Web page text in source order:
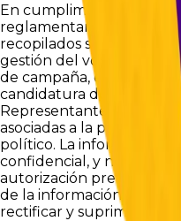
En cumplimiento de la
reglamentarios, te
recopilados serán
gestión del voluntariado,
de campaña, el envío de
candidatura de Camilo
Representantes por
asociadas a la
político. La información
confidencial, y no será
autorización previa,
de la información, tienes
rectificar y suprimir tus